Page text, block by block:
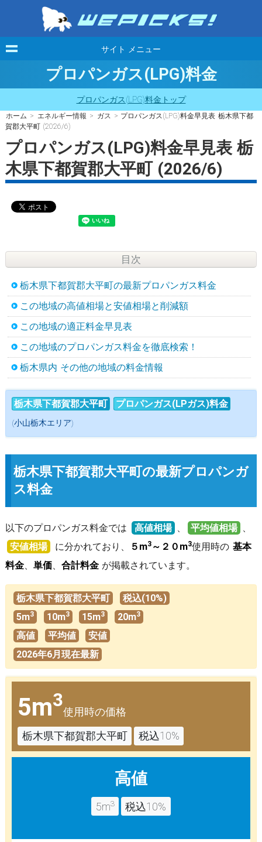
サイト メニュー
プロパンガス(LPG)料金
プロパンガス(LPG)料金トップ
ホーム > エネルギー情報 > ガス > プロパンガス(LPG)料金早見表 栃木県下都
賀郡大平町 (2026/6)
プロパンガス(LPG)料金早見表 栃
木県下都賀郡大平町 (2026/6)
目次
栃木県下都賀郡大平町の最新プロパンガス料金
この地域の高値相場と安値相場と削減額
この地域の適正料金早見表
この地域のプロパンガス料金を徹底検索！
栃木県内 その他の地域の料金情報
栃木県下都賀郡大平町 プロパンガス(LPガス)料金
(小山栃木エリア)
栃木県下都賀郡大平町の最新プロパンガ
ス料金
以下のプロパンガス料金では 高値相場 、 平均値相場 、
安値相場
に分かれており、 ５m3 ～２０m3使用時の 基本
料金、 単価、 合計料金が掲載されています。
栃木県下都賀郡大平町
税込(10%)
5m3 10m3 15m3 20m3
高値 平均値
安値
2026年6月現在最新
5m3
使用時の価格
栃木県下都賀郡大平町
税込10%
高値
5m3 税込10%